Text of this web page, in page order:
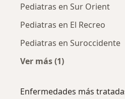
Pediatras en Sur Orient
Pediatras en El Recreo
Pediatras en Suroccidente
Ver más (1)
Enfermedades más